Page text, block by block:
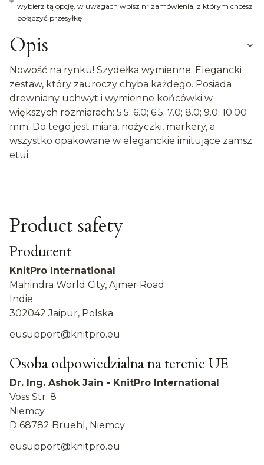
wybierz tą opcję, w uwagach wpisz nr zamówienia, z którym chcesz
połączyć przesyłkę
Opis
Nowość na rynku! Szydełka wymienne. Elegancki
zestaw, który zauroczy chyba każdego. Posiada
drewniany uchwyt i wymienne końcówki w
większych rozmiarach: 5.5; 6.0; 6.5; 7.0; 8.0; 9.0; 10.00
mm. Do tego jest miara, nożyczki, markery, a
wszystko opakowane w eleganckie imitujące zamsz
etui.
Product safety
Producent
KnitPro International
Mahindra World City, Ajmer Road
Indie
302042 Jaipur, Polska
eusupport@knitpro.eu
Osoba odpowiedzialna na terenie UE
Dr. Ing. Ashok Jain - KnitPro International
Voss Str. 8
Niemcy
D 68782 Bruehl, Niemcy
eusupport@knitpro.eu